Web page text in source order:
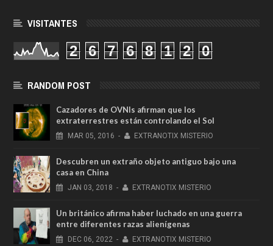
VISITANTES
2 6 7 6 8 1 2 0
RANDOM POST
Cazadores de OVNIs afirman que los
extraterrestres están controlando el Sol
MAR 05, 2016 - EXTRANOTIX MISTERIO
Descubren un extraño objeto antiguo bajo una
casa en China
JAN 03, 2018 - EXTRANOTIX MISTERIO
Un británico afirma haber luchado en una guerra
entre diferentes razas alienígenas
DEC 06, 2022 - EXTRANOTIX MISTERIO